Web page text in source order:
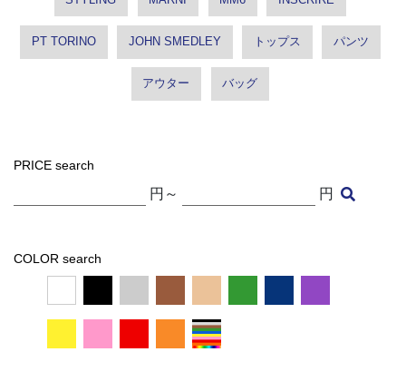
PT TORINO JOHN SMEDLEY トップス パンツ
アウター バッグ
PRICE search
円～ 円
COLOR search